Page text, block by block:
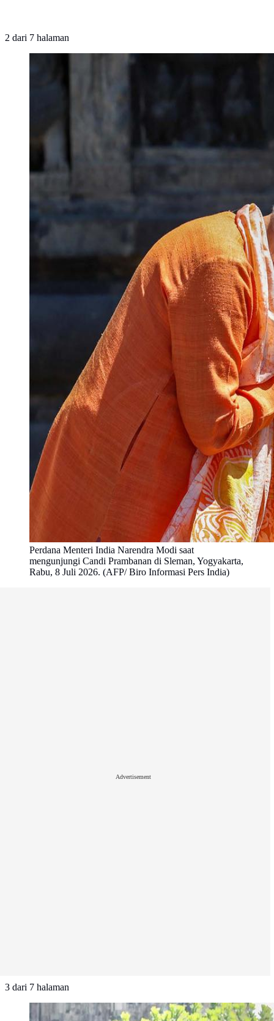
2 dari 7 halaman
Perdana Menteri India Narendra Modi saat
mengunjungi Candi Prambanan di Sleman, Yogyakarta,
Rabu, 8 Juli 2026. (AFP/ Biro Informasi Pers India)
Advertisement
3 dari 7 halaman